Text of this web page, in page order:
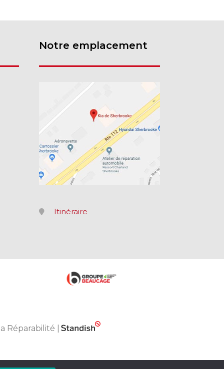
Notre emplacement
Itinéraire
Réparabilité